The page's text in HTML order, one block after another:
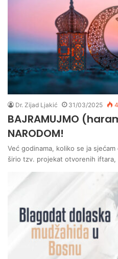
Dr. Zijad Ljakić 31/03/2025
BAJRAMUJMO
NARODOM!
Već godinama, koliko se ja
širio tzv. projekat otvorenih iftara,